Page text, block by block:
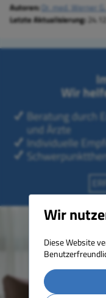
Autoren: Dr. med. Werner
Letzte Aktualisierung:
Wir
Diese Website